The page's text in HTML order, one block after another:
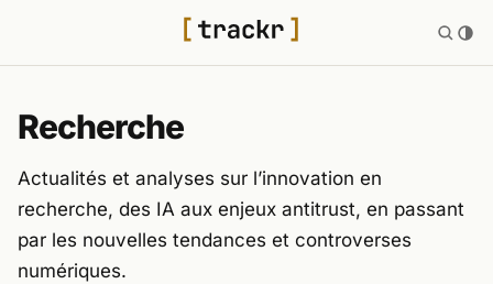
Recherche
Actualités et analyses sur l’innovation en
recherche, des IA aux enjeux antitrust, en passant
par les nouvelles tendances et controverses
numériques.